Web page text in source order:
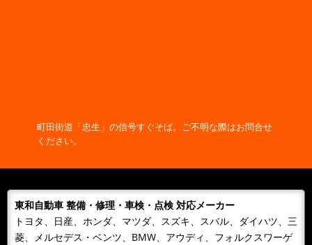
東和自動車 WEBサイトをリニューアルオープンしまし
WEBサイトを覗きに来て下さ...
町田街道「忠生」の信号すぐそば。ご不明な際はお問合せ
ください。
東和自動車 整備・修理・車検・点検 対応メーカー
トヨタ、日産、ホンダ、マツダ、スズキ、スバル、ダイハツ、三
菱、メルセデス・ベンツ、BMW、アウディ、フォルクスワーゲ